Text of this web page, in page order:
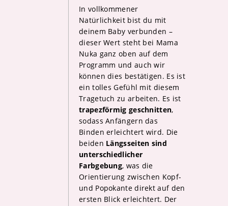
In vollkommener
Natürlichkeit bist du mit
deinem Baby verbunden –
dieser Wert steht bei Mama
Nuka ganz oben auf dem
Programm und auch wir
können dies bestätigen. Es ist
ein tolles Gefühl mit diesem
Tragetuch zu arbeiten. Es ist
trapezförmig geschnitten,
sodass Anfängern das
Binden erleichtert wird. Die
beiden Längsseiten sind
unterschiedlicher
Farbgebung, was die
Orientierung zwischen Kopf-
und Popokante direkt auf den
ersten Blick erleichtert. Der